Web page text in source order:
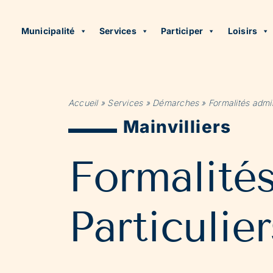
Municipalité Services Participer Loisirs
Accueil» Services» Démarches» Formalités
Mainvilliers